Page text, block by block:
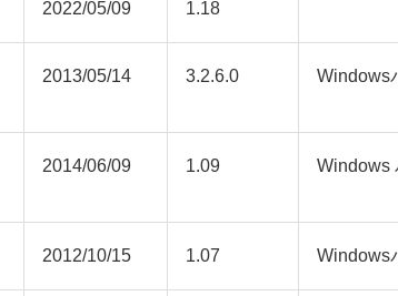
2022/05/09 1.18
2013/05/14 3.2.6.0 Windows
2014/06/09 1.09 Windows
2012/10/15 1.07 Windows